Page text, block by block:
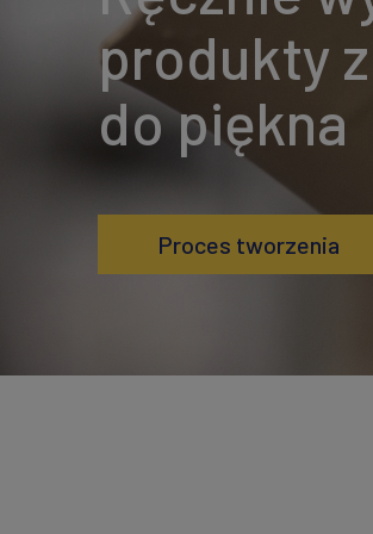
produkty
do piękna
Proces tworzenia